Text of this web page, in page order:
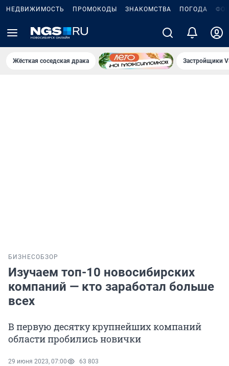
НЕДВИЖИМОСТЬ ПРОМОКОДЫ ЗНАКОМСТВА ПОГОДА
Жёсткая соседская драка Застройщики
БИЗНЕСОБЗОР
Изучаем топ-10 новосибирских
компаний — кто заработал больше
всех
В первую десятку крупнейших компаний
области пробились новички
29 июня 2023, 07:00 63 803